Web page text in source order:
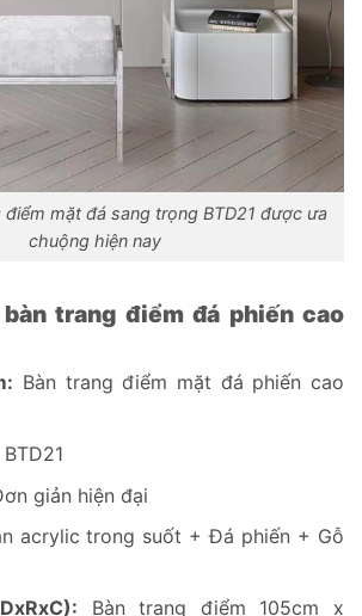
mặt đá sang trọng BTD21 được ưa
chuộng hiện nay
trang điểm đá phiến cao
Bàn trang điểm mặt đá phiến cao
BTD21
giản hiện đại
acrylic trong suốt + Đá phiến + Gỗ
Bàn trang điểm 105cm x